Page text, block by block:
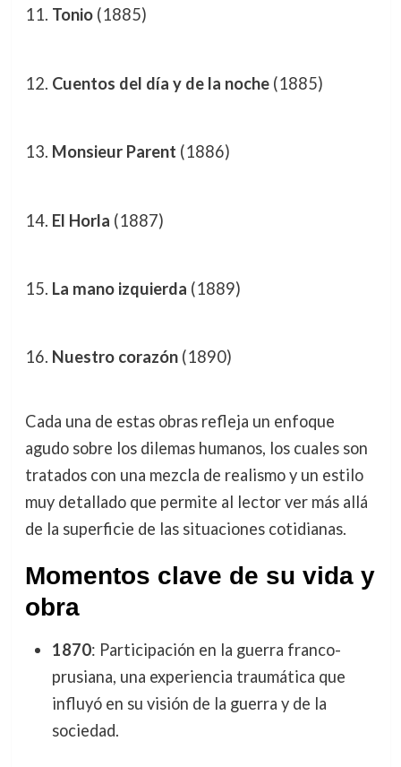
Tonio(1885)
Cuentos del día y de la noche(1885)
Monsieur Parent (1886)
El Horla (1887)
La mano izquierda (1889)
Nuestro corazón(1890)
Cada una de estas obras refleja un enfoque
agudo sobre los dilemas humanos, los cuales son
tratados con una mezcla de realismo y un estilo
muy detallado que permite al lector ver más allá
de la superficie de las situaciones cotidianas.
Momentos clave de su vida y
obra
1870: Participación en la guerra franco-
prusiana, una experiencia traumática que
influyó en su visión de la guerra y de la
sociedad.